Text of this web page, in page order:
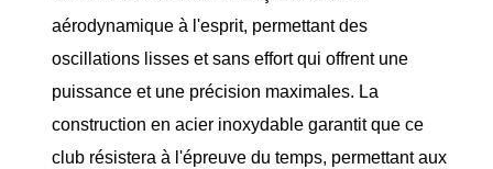
aérodynamique à l'esprit, permettant des
oscillations lisses et sans effort qui offrent une
puissance et une précision maximales. La
construction en acier inoxydable garantit que ce
club résistera à l'épreuve du temps, permettant aux